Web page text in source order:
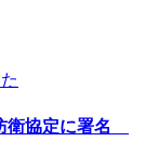
衛協定に署名